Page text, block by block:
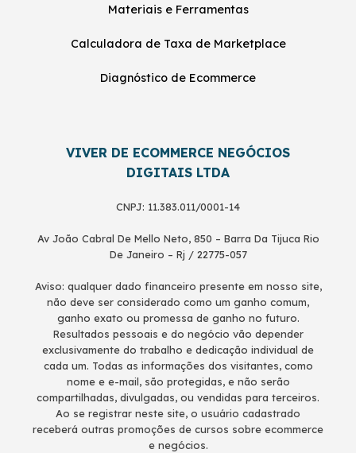
Materiais e Ferramentas
Calculadora de Taxa de Marketplace
Diagnóstico de Ecommerce
VIVER DE ECOMMERCE NEGÓCIOS
DIGITAIS LTDA
CNPJ: 11.383.011/0001-14
Av João Cabral De Mello Neto, 850 – Barra Da Tijuca Rio
De Janeiro – Rj / 22775-057
Aviso: qualquer dado financeiro presente em nosso site,
não deve ser considerado como um ganho comum,
ganho exato ou promessa de ganho no futuro.
Resultados pessoais e do negócio vão depender
exclusivamente do trabalho e dedicação individual de
cada um. Todas as informações dos visitantes, como
nome e e-mail, são protegidas, e não serão
compartilhadas, divulgadas, ou vendidas para terceiros.
Ao se registrar neste site, o usuário cadastrado
receberá outras promoções de cursos sobre ecommerce
e negócios.